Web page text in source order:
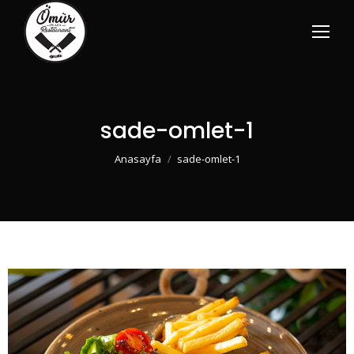
sade-omlet-1
You are here:
Anasayfa sade-omlet-1